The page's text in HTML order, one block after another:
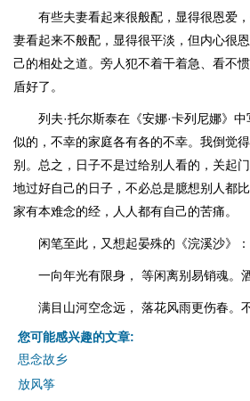
有些夫妻看起来很般配，显得很恩爱
妻看起来不般配，显得很平淡，但内心很
己的相处之道。旁人犯不着干着急、看不
盾好了。
列夫·托尔斯泰在《安娜·卡列尼娜》中
似的，不幸的家庭各有各的不幸。我倒觉
别。总之，日子不是过给别人看的，关起
地过好自己的日子，不必总是臆想别人都
家有本难念的经，人人都有自己的苦痛。
闲笔至此，又想起晏殊的《浣溪沙》：
一向年光有限身， 等闲离别易销魂。
满目山河空念远， 落花风雨更伤春。
您可能感兴趣的文章:
思念故乡
放风筝